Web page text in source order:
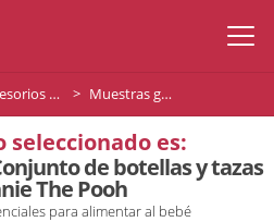
para bebés Muestras gratis de NUK - Conjunto de botellas y tazas de Winnie The Pooh
seleccionado es:
de botellas y tazas
The Pooh
para alimentar al bebé